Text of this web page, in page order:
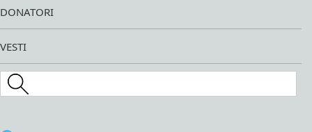
DONATORI
VESTI
Search this site